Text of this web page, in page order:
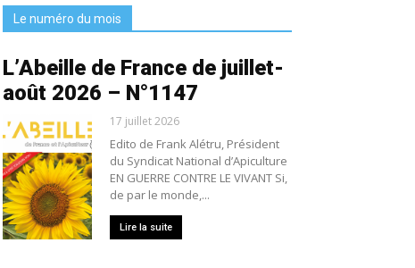
Le numéro du mois
L’Abeille de France de juillet-
août 2026 – N°1147
17 juillet 2026
Edito de Frank Alétru, Président
du Syndicat National d’Apiculture
EN GUERRE CONTRE LE VIVANT Si,
de par le monde,...
Lire la suite